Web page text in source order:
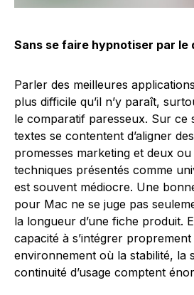
Sans se faire hypnotiser par le
Parler des meilleures
plus difficile qu’il n’y paraît,
le comparatif paresseux. Sur ce
textes se contentent d’aligner
promesses marketing et deux
techniques présentés comme
est souvent médiocre. Une
pour Mac ne se juge pas
la longueur d’une fiche produit.
capacité à s’intégrer
environnement où la stabilité, la
continuité d’usage comptent